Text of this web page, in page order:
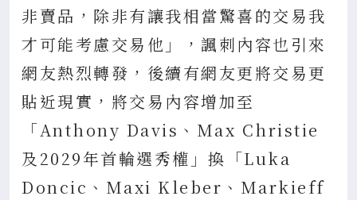
非賣品，除非有讓我相當驚喜的交易我
才可能考慮交易他」，諷刺內容也引來
網友熱烈轉發，後續有網友更將交易更
貼近現實，將交易內容增加至
「Anthony Davis、Max Christie
及2029年首輪選秀權」換「Luka
Doncic、Maxi Kleber、Markieff